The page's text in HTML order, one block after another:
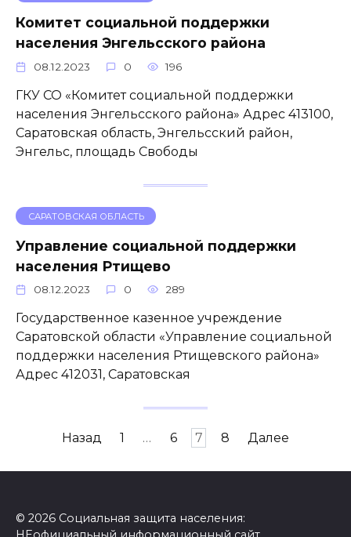
Комитет социальной поддержки
населения Энгельсского района
08.12.2023 0 196
ГКУ СО «Комитет социальной поддержки
населения Энгельсского района» Адрес 413100,
Саратовская область, Энгельсский район,
Энгельс, площадь Свободы
САРАТОВСКАЯ ОБЛАСТЬ
Управление социальной поддержки
населения Ртищево
08.12.2023 0 289
Государственное казенное учреждение
Саратовской области «Управление социальной
поддержки населения Ртищевского района»
Адрес 412031, Саратовская
Пагинация
Назад 1 … 6 7 8 Далее
© 2026 Социальная защита населения: